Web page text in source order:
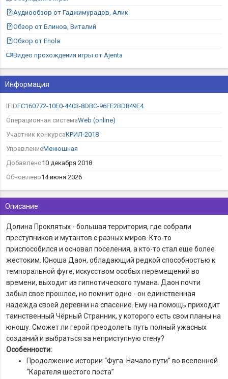
Описание
Долина Проклятых - большая территория, где собрали
преступников и мутантов с разных миров. Кто-то
приспособился и основал поселения, а кто-то стал еще более
жестоким. Юноша Даон, обладающий редкой способностью к
темпоральной фуге, искусством особых перемещений во
времени, выходит из гипнотического тумана. Даон почти
забыл свое прошлое, но помнит одно - он единственная
надежда своей деревни на спасение. Ему на помощь приходит
таинственный Чёрный Странник, у которого есть свои планы на
юношу. Сможет ли герой преодолеть путь полный ужасных
созданий и выбраться за неприступную стену?
Особенности:
Продолжение истории “Фуга. Начало пути” во вселенной
“Карателя шестого поста”
Аудиообзор от Гаджимурадов, Алик
Обзор от Блинов, Виталий
Обзор от Enola
Видео прохождения игры от Ajenta
Информация
IFIDFC160772-10E0-4403-8DBC-96FE2BD849E4
Операционная системаWeb (online)
Участник конкурсаКРИЛ-2018
УправлениеМенюшная
Добавлено10 декабря 2018
Обновлено14 июня 2026